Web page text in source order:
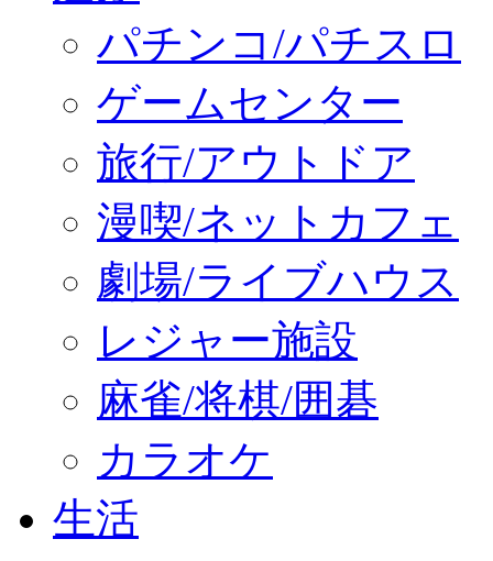
パチンコ/パチスロ
ゲームセンター
旅行/アウトドア
漫喫/ネットカフェ
劇場/ライブハウス
レジャー施設
麻雀/将棋/囲碁
カラオケ
生活